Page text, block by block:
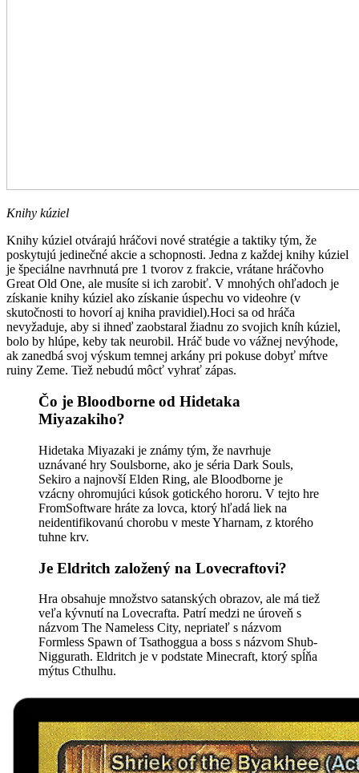
Knihy kúziel
Knihy kúziel otvárajú hráčovi nové stratégie a taktiky tým, že
poskytujú jedinečné akcie a schopnosti. Jedna z každej knihy kúziel
je špeciálne navrhnutá pre 1 tvorov z frakcie, vrátane hráčovho
Great Old One, ale musíte si ich zarobiť. V mnohých ohľadoch je
získanie knihy kúziel ako získanie úspechu vo videohre (v
skutočnosti to hovorí aj kniha pravidiel).Hoci sa od hráča
nevyžaduje, aby si ihneď zaobstaral žiadnu zo svojich kníh kúziel,
bolo by hlúpe, keby tak neurobil. Hráč bude vo vážnej nevýhode,
ak zanedbá svoj výskum temnej arkány pri pokuse dobyť mŕtve
ruiny Zeme. Tiež nebudú môcť vyhrať zápas.
Čo je Bloodborne od Hidetaka
Miyazakiho?
Hidetaka Miyazaki je známy tým, že navrhuje
uznávané hry Soulsborne, ako je séria Dark Souls,
Sekiro a najnovší Elden Ring, ale Bloodborne je
vzácny ohromujúci kúsok gotického hororu. V tejto hre
FromSoftware hráte za lovca, ktorý hľadá liek na
neidentifikovanú chorobu v meste Yharnam, z ktorého
tuhne krv.
Je Eldritch založený na Lovecraftovi?
Hra obsahuje množstvo satanských obrazov, ale má tiež
veľa kývnutí na Lovecrafta. Patrí medzi ne úroveň s
názvom The Nameless City, nepriateľ s názvom
Formless Spawn of Tsathoggua a boss s názvom Shub-
Niggurath. Eldritch je v podstate Minecraft, ktorý spĺňa
mýtus Cthulhu.